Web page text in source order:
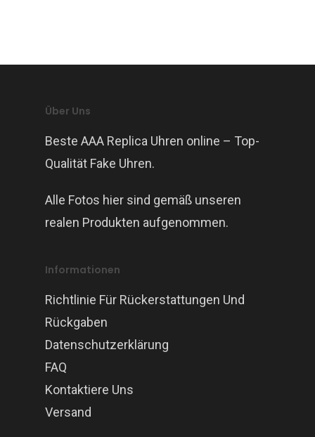
Über Uns
Beste AAA Replica Uhren online – Top-
Qualität Fake Uhren.
Alle Fotos hier sind gemäß unseren
realen Produkten aufgenommen.
Informationen
Richtlinie Für Rückerstattungen Und
Rückgaben
Datenschutzerklärung
FAQ
Kontaktiere Uns
Versand